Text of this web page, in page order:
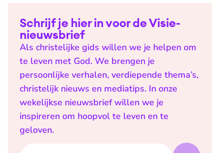
Schrijf je hier in voor de Visie-
nieuwsbrief
Als christelijke gids willen we je helpen om
te leven met God. We brengen je
persoonlijke verhalen, verdiepende thema’s,
christelijk nieuws en mediatips. In onze
wekelijkse nieuwsbrief willen we je
inspireren om hoopvol te leven en te
geloven.